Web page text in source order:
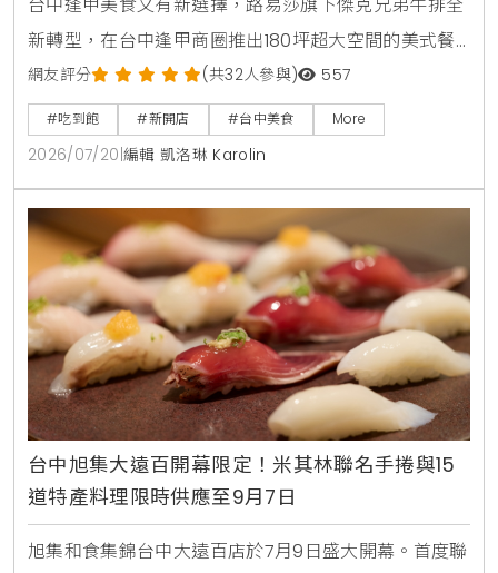
新轉型，在台中逢甲商圈推出180坪超大空間的美式餐
酒館新店型。主打從早午餐，商業午餐到深夜餐酒全時
段供應，平日點早午餐加49元，晚上週末加99元即享
自助沙拉吧，路易莎咖啡無限續。商業午餐240元起，
更提供現烤披薩，各式烤串與超過100款世界微醺飲
品，是台中西屯朋友聚會，看球賽放鬆的寶藏餐廳。
網友評分 (共32人參與) 557
#吃到飽 #新開店 #台中美食 More
2026/07/20 編輯 凱洛琳 Karolin
台中旭集大遠百開幕限定！米其林聯名手捲與15
道特產料理限時供應至9月7日
旭集和食集錦台中大遠百店於7月9日盛大開幕。首度聯